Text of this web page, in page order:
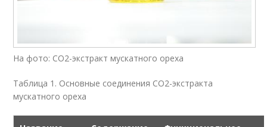
На фото: СО2-экстракт мускатного ореха
Таблица 1. Основные соединения СО2-экстракта
мускатного ореха